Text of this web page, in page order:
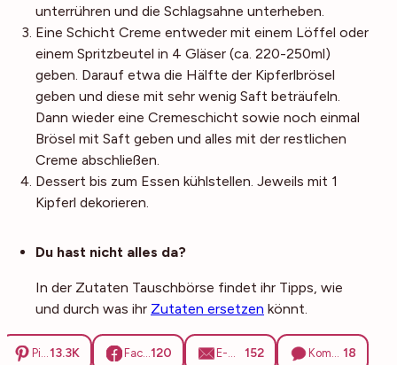
unterrühren und die Schlagsahne unterheben.
Eine Schicht Creme entweder mit einem Löffel oder
einem Spritzbeutel in 4 Gläser (ca. 220-250ml)
geben. Darauf etwa die Hälfte der Kipferlbrösel
geben und diese mit sehr wenig Saft beträufeln.
Dann wieder eine Cremeschicht sowie noch einmal
Brösel mit Saft geben und alles mit der restlichen
Creme abschließen.
Dessert bis zum Essen kühlstellen. Jeweils mit 1
Kipferl dekorieren.
Du hast nicht alles da?
In der Zutaten Tauschbörse findet ihr Tipps, wie
und durch was ihr Zutaten ersetzen könnt.
13.3K 120 152 18